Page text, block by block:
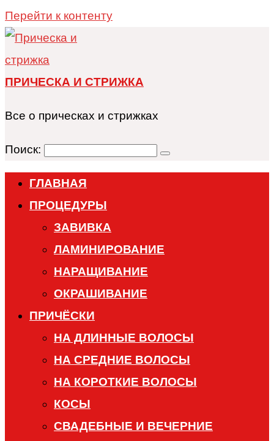
Перейти к контенту
ПРИЧЕСКА И СТРИЖКА
Все о прическах и стрижках
Поиск:
ГЛАВНАЯ
ПРОЦЕДУРЫ
ЗАВИВКА
ЛАМИНИРОВАНИЕ
НАРАЩИВАНИЕ
ОКРАШИВАНИЕ
ПРИЧЁСКИ
НА ДЛИННЫЕ ВОЛОСЫ
НА СРЕДНИЕ ВОЛОСЫ
НА КОРОТКИЕ ВОЛОСЫ
КОСЫ
СВАДЕБНЫЕ И ВЕЧЕРНИЕ